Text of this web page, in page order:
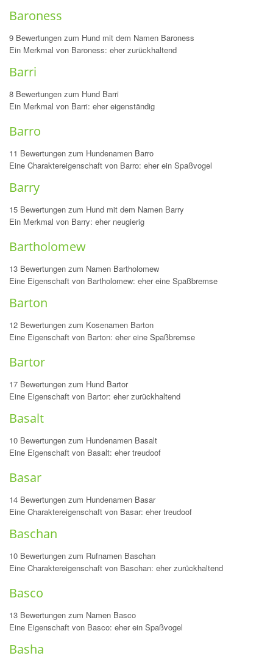
Baroness
9 Bewertungen zum Hund mit dem Namen Baroness
Ein Merkmal von Baroness: eher zurückhaltend
Barri
8 Bewertungen zum Hund Barri
Ein Merkmal von Barri: eher eigenständig
Barro
11 Bewertungen zum Hundenamen Barro
Eine Charaktereigenschaft von Barro: eher ein Spaßvogel
Barry
15 Bewertungen zum Hund mit dem Namen Barry
Ein Merkmal von Barry: eher neugierig
Bartholomew
13 Bewertungen zum Namen Bartholomew
Eine Eigenschaft von Bartholomew: eher eine Spaßbremse
Barton
12 Bewertungen zum Kosenamen Barton
Eine Eigenschaft von Barton: eher eine Spaßbremse
Bartor
17 Bewertungen zum Hund Bartor
Eine Eigenschaft von Bartor: eher zurückhaltend
Basalt
10 Bewertungen zum Hundenamen Basalt
Eine Eigenschaft von Basalt: eher treudoof
Basar
14 Bewertungen zum Hundenamen Basar
Eine Charaktereigenschaft von Basar: eher treudoof
Baschan
10 Bewertungen zum Rufnamen Baschan
Eine Charaktereigenschaft von Baschan: eher zurückhaltend
Basco
13 Bewertungen zum Namen Basco
Eine Eigenschaft von Basco: eher ein Spaßvogel
Basha